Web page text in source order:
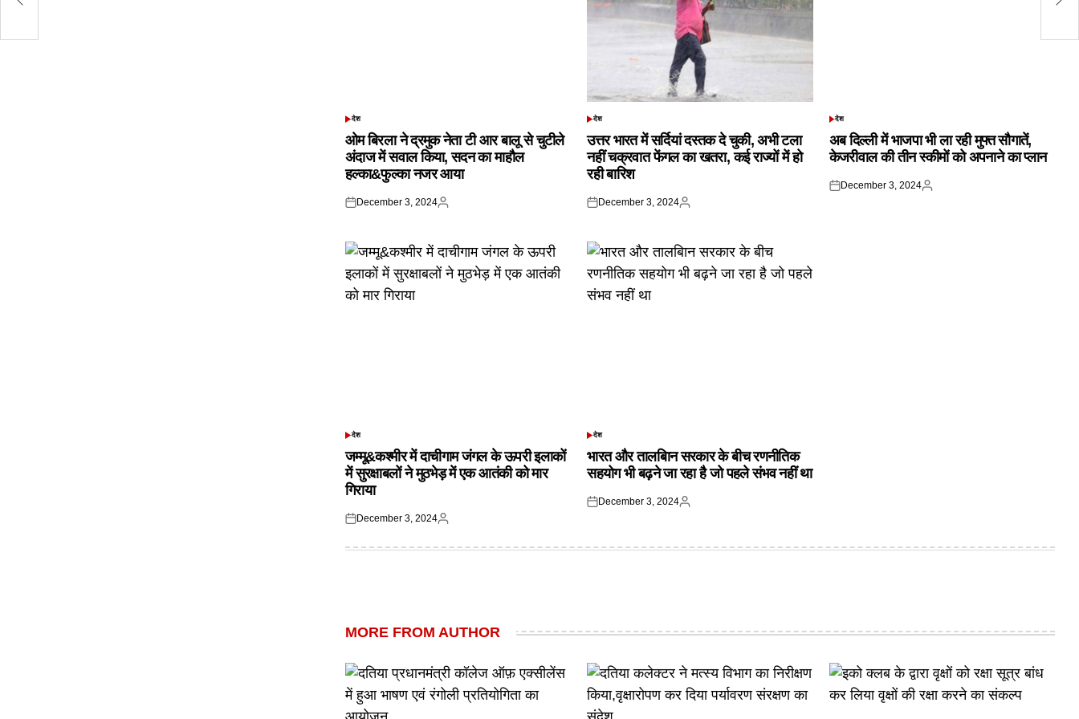
POSTED
देश
ओम बिरला ने द्रमुक नेता टी आर बालू से चुटीले
अंदाज में सवाल किया, सदन का माहौल
हल्का&फुल्का नजर आया
Posted
December 3, 2024
Posted
POSTED
देश
उत्तर भारत में सर्दियां दस्तक दे चुकी, अभी टला
नहीं चक्रवात फेंगल का खतरा, कई राज्यों में हो
रही बारिश
Posted
December 3, 2024
Posted
POSTED
देश
अब दिल्ली में भाजपा भी ला रही मुफ्त सौगातें,
केजरीवाल की तीन स्कीमों को अपनाने का प्लान
Posted
December 3, 2024
Posted
POSTED
देश
जम्मू&कश्मीर में दाचीगाम जंगल के ऊपरी इलाकों
में सुरक्षाबलों ने मुठभेड़ में एक आतंकी को मार
गिराया
Posted
December 3, 2024
Posted
POSTED
देश
भारत और तालबिान सरकार के बीच रणनीतिक
सहयोग भी बढ़ने जा रहा है जो पहले संभव नहीं था
Posted
December 3, 2024
Posted
MORE FROM AUTHOR